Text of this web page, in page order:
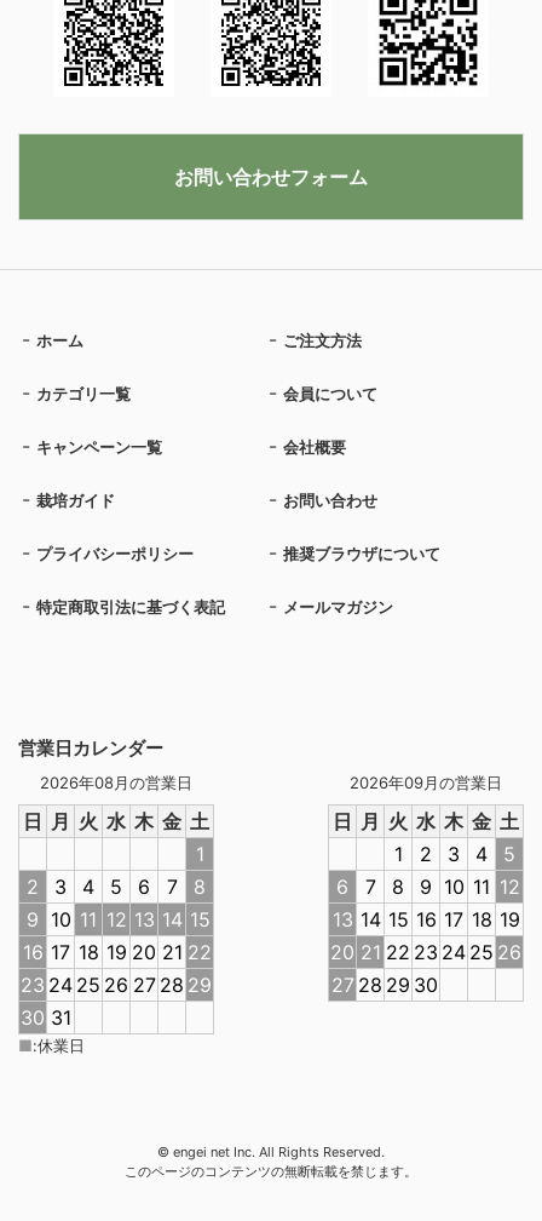
営業日カレンダー
2026年08月の営業日
日 月 火 水 木 金 土
1
2
3 4 5 6 7
8
9 10 11 12 13 14 15
16 17 18 19 20 21 22
23 24 25 26 27 28 29
30 31
2026年09月の営業日
日 月 火 水 木 金 土
1
2 3 4
5
6
7 8 9 10 11 12
13 14 15 16 17 18 19
20 21 22 23 24 25 26
27 28 29 30
■:休業日
ホーム ご注文方法
カテゴリ一覧 会員について
キャンペーン一覧 会社概要
栽培ガイド お問い合わせ
プライバシーポリシー 推奨ブラウザについて
特定商取引法に基づく表記 メールマガジン
お問い合わせフォーム
© engei net Inc. All Rights Reserved.
このページのコンテンツの無断転載を禁じます。